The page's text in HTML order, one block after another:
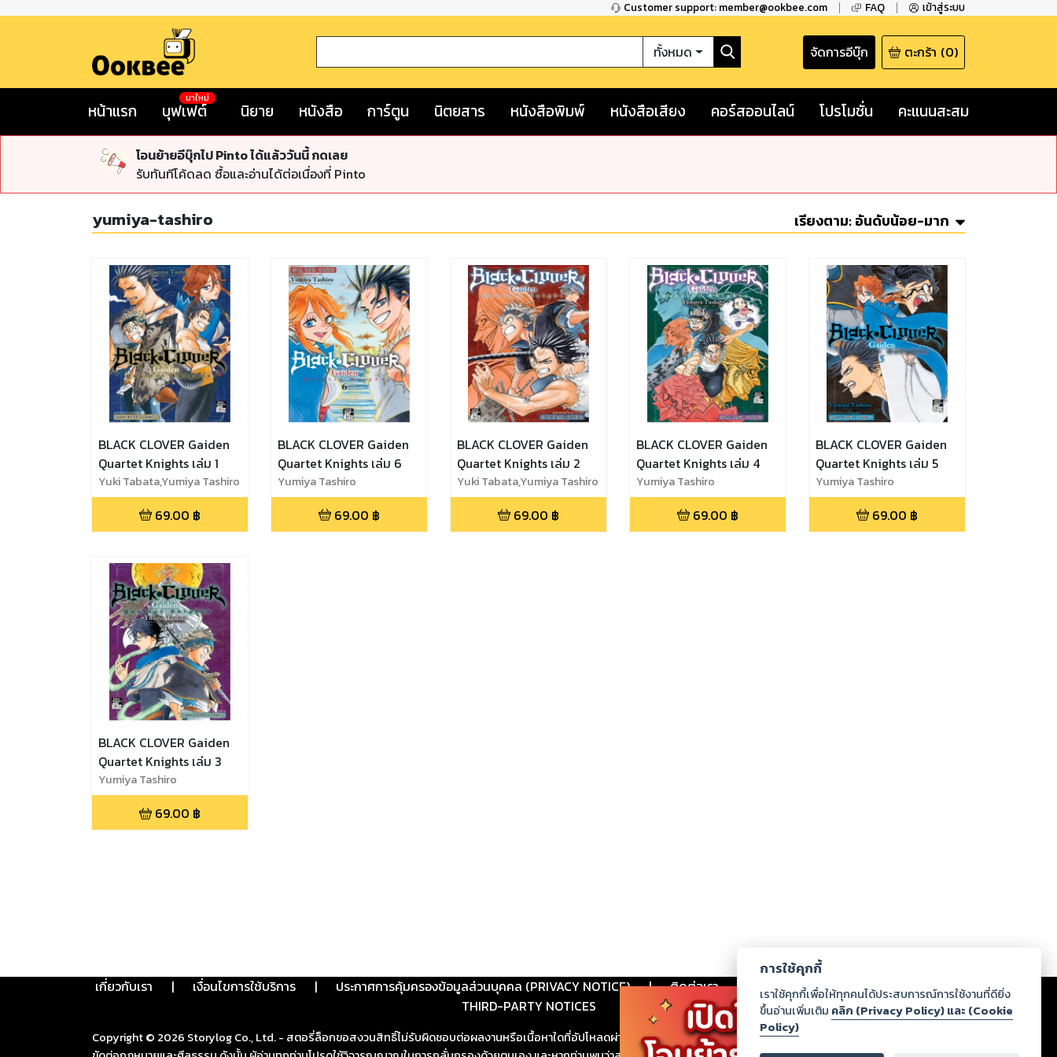
Customer support: member@ookbee.com FAQ เข้าสู่ระบบ
ทั้งหมด จัดการอีบุ๊ก ตะกร้า (0)
หน้าแรก บุฟเฟต์
มาใหม่
นิยาย หนังสือ การ์ตูน นิตยสาร หนังสือพิมพ์ หนังสือเสียง คอร์สออนไลน์ โปรโมชั่น คะแนนสะสม
โอนย้ายอีบุ๊กไป Pinto ได้แล้ววันนี้ กดเลย
รับทันทีโค้ดลด ซื้อและอ่านได้ต่อเนื่องที่ Pinto
yumiya-tashiro เรียงตาม:อันดับน้อย-มาก
BLACK CLOVER Gaiden
Quartet Knights เล่ม 1
Yuki Tabata,Yumiya Tashiro
69.00 ฿
BLACK CLOVER Gaiden
Quartet Knights เล่ม 6
Yumiya Tashiro
69.00 ฿
BLACK CLOVER Gaiden
Quartet Knights เล่ม 2
Yuki Tabata,Yumiya Tashiro
69.00 ฿
BLACK CLOVER Gaiden
Quartet Knights เล่ม 4
Yumiya Tashiro
69.00 ฿
BLACK CLOVER Gaiden
Quartet Knights เล่ม 5
Yumiya Tashiro
69.00 ฿
BLACK CLOVER Gaiden
Quartet Knights เล่ม 3
Yumiya Tashiro
69.00 ฿
เกี่ยวกับเรา | เงื่อนไขการใช้บริการ | ประกาศการคุ้มครองข้อมูลส่วนบุคคล (PRIVACY NOTICE) | ติดต่อเรา ร่วมงานกับเรา ดาวน์โหลด
THIRD-PARTY NOTICES
Copyright © 2026 Storylog Co., Ltd. - สตอรี่ล็อกขอสงวนสิทธิ์ไม่รับผิดชอบต่อผลงานหรือเนื้อหาใดที่อัปโหลดผ่านเว็บไซต์และปรากฏว่าละเมิดสิทธิในทรัพย์สินทางปัญญาของบุคคลอื่นหรือ
การใช้คุกกี้
เราใช้คุกกี้เพื่อให้ทุกคนได้ประสบการณ์การใช้งานที่ดียิ่ง
ขึ้นอ่านเพิ่มเติม คลิก (Privacy Policy) และ (Cookie
Policy)